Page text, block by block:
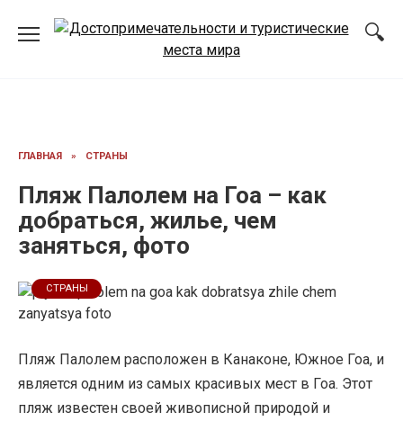
ГЛАВНАЯ » СТРАНЫ
Пляж Палолем на Гоа – как
добраться, жилье, чем
заняться, фото
СТРАНЫ
Пляж Палолем расположен в Канаконе, Южное Гоа, и
является одним из самых красивых мест в Гоа. Этот
пляж известен своей живописной природой и